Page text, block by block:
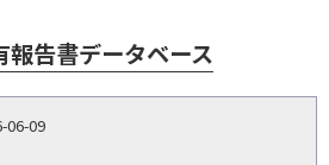
告書データベース
06-09